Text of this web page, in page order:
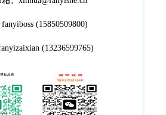
(15850509800)
(13236599765)